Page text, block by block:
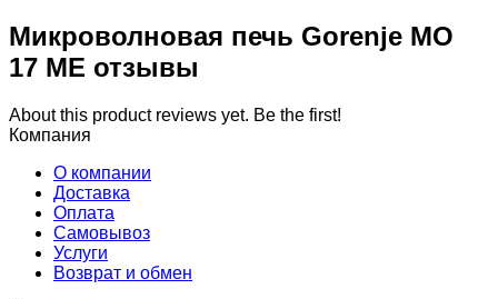
Микроволновая печь Gorenje MO
17 ME отзывы
About this product reviews yet. Be the first!
Компания
О компании
Доставка
Оплата
Самовывоз
Услуги
Возврат и обмен